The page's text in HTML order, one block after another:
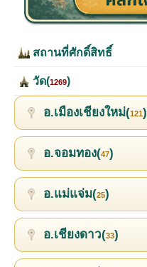
สถานที่ศักดิ์สิทธิ์
วัด(1269)
อ.เมืองเชียงใหม่(121)
อ.จอมทอง(47)
อ.แม่แจ่ม(25)
อ.เชียงดาว(33)